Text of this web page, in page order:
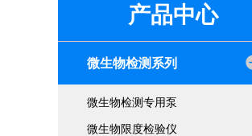
产品中心
微生物检测系列
微生物检测专用泵
微生物限度检验仪